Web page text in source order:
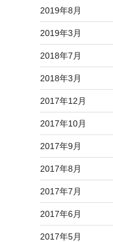
2019年8月
2019年3月
2018年7月
2018年3月
2017年12月
2017年10月
2017年9月
2017年8月
2017年7月
2017年6月
2017年5月